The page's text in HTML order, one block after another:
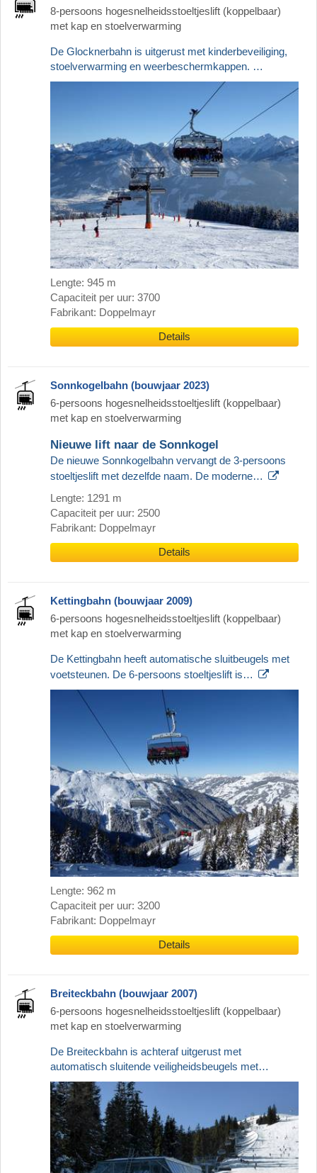
8-persoons hogesnelheidsstoeltjeslift (koppelbaar)
met kap en stoelverwarming
De Glocknerbahn is uitgerust met kinderbeveiliging,
stoelverwarming en weerbeschermkappen. …
Lengte: 945 m
Capaciteit per uur: 3700
Fabrikant: Doppelmayr
Details
Sonnkogelbahn (bouwjaar 2023)
6-persoons hogesnelheidsstoeltjeslift (koppelbaar)
met kap en stoelverwarming
Nieuwe lift naar de Sonnkogel
De nieuwe Sonnkogelbahn vervangt de 3-persoons
stoeltjeslift met dezelfde naam. De moderne…
Lengte: 1291 m
Capaciteit per uur: 2500
Fabrikant: Doppelmayr
Details
Kettingbahn (bouwjaar 2009)
6-persoons hogesnelheidsstoeltjeslift (koppelbaar)
met kap en stoelverwarming
De Kettingbahn heeft automatische sluitbeugels met
voetsteunen. De 6-persoons stoeltjeslift is…
Lengte: 962 m
Capaciteit per uur: 3200
Fabrikant: Doppelmayr
Details
Breiteckbahn (bouwjaar 2007)
6-persoons hogesnelheidsstoeltjeslift (koppelbaar)
met kap en stoelverwarming
De Breiteckbahn is achteraf uitgerust met
automatisch sluitende veiligheidsbeugels met…